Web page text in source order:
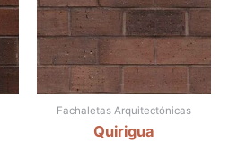
Fachaletas Arquitectónicas
Quirigua